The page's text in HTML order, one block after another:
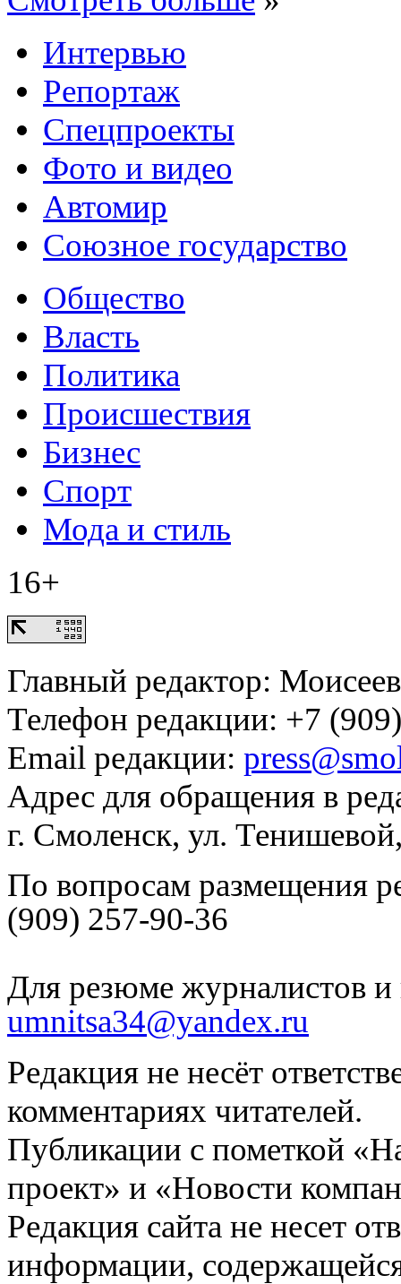
Интервью
Репортаж
Спецпроекты
Фото и видео
Автомир
Союзное государство
Общество
Власть
Политика
Происшествия
Бизнес
Спорт
Мода и стиль
16+
Главный редактор:
Телефон редакции: +7
Email редакции:
Адрес для обращения в
г. Смоленск, ул.
По вопросам размещения
(909) 257-90-36
Для резюме журналистов и
umnitsa34@yandex.ru
Редакция не несёт
комментариях читателей.
Публикации с пометкой
проект» и «Новости
Редакция сайта не несет
информации,